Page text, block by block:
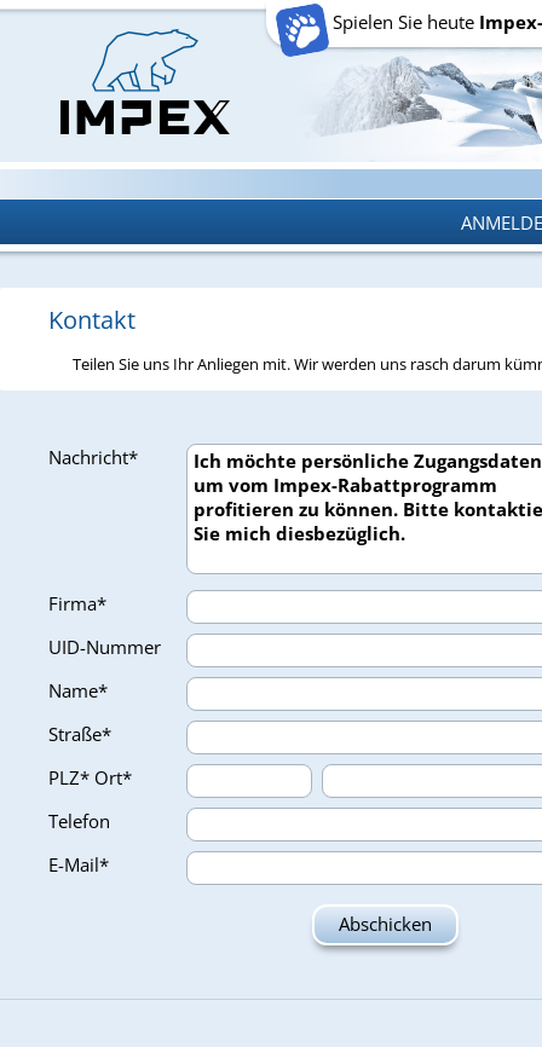
Spielen Sie heute
Kontakt
Teilen Sie uns Ihr Anliegen mit. Wir werden uns rasch darum
Nachricht*
Firma*
UID-Nummer
Name*
Straße*
PLZ* Ort*
Telefon
E-Mail*